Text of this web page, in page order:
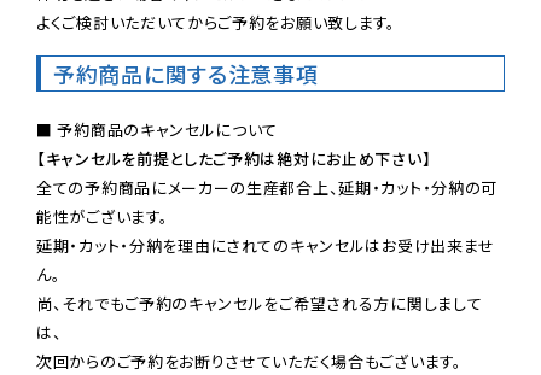
よくご検討いただいてからご予約をお願い致します。
予約商品に関する注意事項
【キャンセルを前提としたご予約は絶対にお止め下さい】
全ての予約商品にメーカーの生産都合上、延期・カット・分納の可
能性がございます。
延期・カット・分納を理由にされてのキャンセルはお受け出来ませ
ん。
尚、それでもご予約のキャンセルをご希望される方に関しまして
は、
次回からのご予約をお断りさせていただく場合もございます。